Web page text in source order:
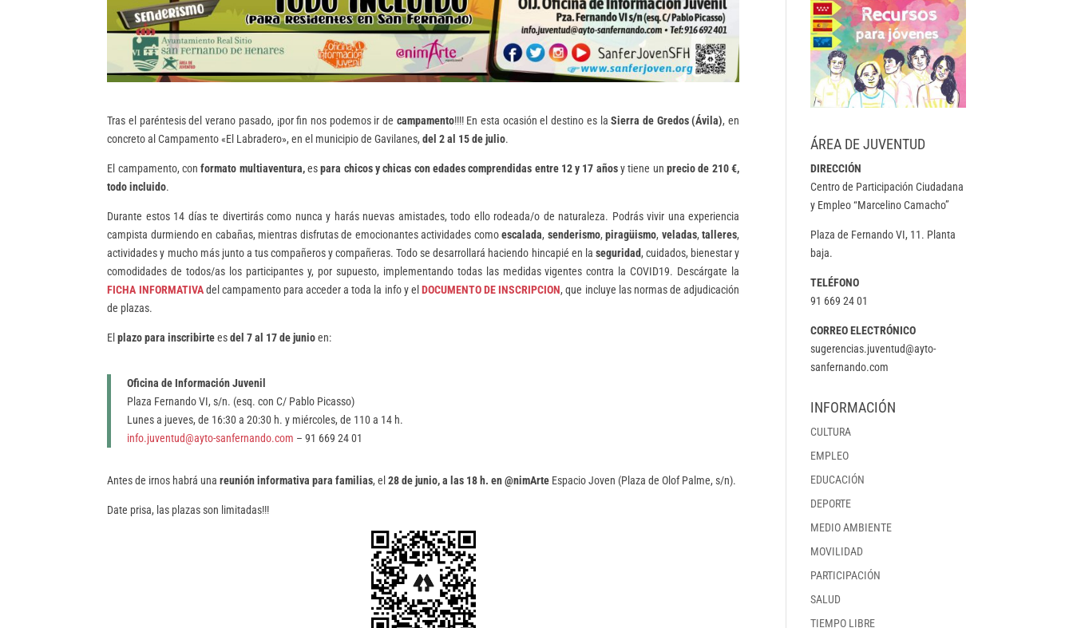
Tras el paréntesis del verano pasado, ¡por fin nos podemos ir de campamento!!!! En esta ocasión el destino es laSierra de Gredos (Ávila), en
concreto al Campamento «El Labradero», en el municipio de Gavilanes,del 2 al 15 de julio.
El campamento, conformato multiaventura,espara chicos y chicas con edades comprendidas entre 12 y 17 añosy tiene unprecio de 210 €,
todo incluido.
Durante estos 14 días te divertirás como nunca y harás nuevas amistades, todo ello rodeada/o de naturaleza. Podrás vivir una experiencia
campista durmiendo en cabañas, mientras disfrutas de emocionantes actividades comoescalada, senderismo,piragüismo, veladas,talleres,
actividades y mucho más junto a tus compañeros y compañeras. Todo se desarrollará haciendo hincapié en la seguridad, cuidados, bienestar y
comodidades de todos/as los participantes y, por supuesto, implementando todas las medidas vigentes contra la COVID19. Descárgate la
FICHA INFORMATIVAdel campamento para acceder a toda la info y el DOCUMENTO DE INSCRIPCION, que incluye las normas de adjudicación
de plazas.
Elplazo para inscribirteesdel 7 al 17 de junioen:
Oficina de Información Juvenil
Plaza Fernando VI, s/n. (esq. con C/ Pablo Picasso)
Lunes a jueves, de 16:30 a 20:30 h. y miércoles, de 110 a 14 h.
info.juventud@ayto-sanfernando.com – 91 669 24 01
Antes de irnos habrá unareunión informativa para familias, el28 de junio, a las 18 h. en @nimArte Espacio Joven (Plaza de Olof Palme, s/n).
Date prisa, las plazas son limitadas!!!
ÁREA DE JUVENTUD
DIRECCIÓN
Centro de Participación Ciudadana
y Empleo “Marcelino Camacho”
Plaza de Fernando VI, 11. Planta
baja.
TELÉFONO
91 669 24 01
CORREO ELECTRÓNICO
sugerencias.juventud@ayto-
sanfernando.com
INFORMACIÓN
CULTURA
EMPLEO
EDUCACIÓN
DEPORTE
MEDIO AMBIENTE
MOVILIDAD
PARTICIPACIÓN
SALUD
TIEMPO LIBRE